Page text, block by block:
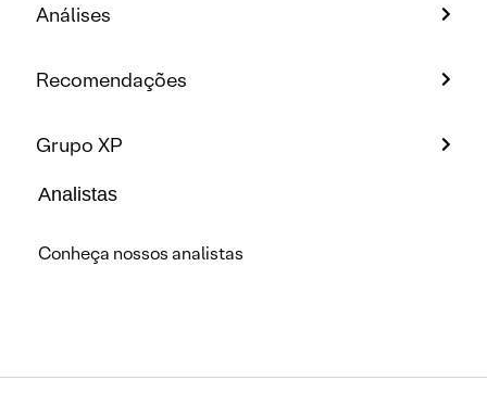
Análises
Recomendações
Grupo XP
Analistas
Conheça nossos analistas